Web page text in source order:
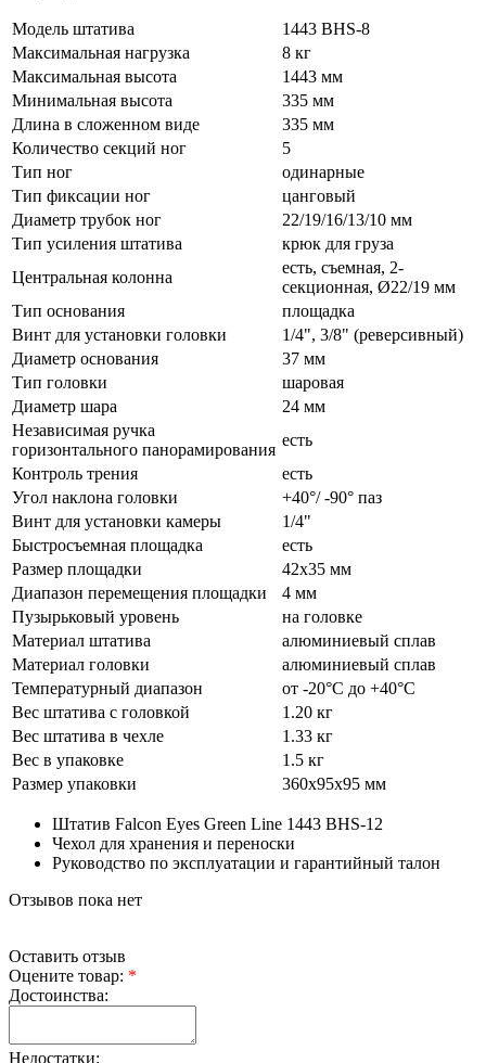
Модель штатива
1443 BHS-8
Максимальная нагрузка
8 кг
Максимальная высота
1443 мм
Минимальная высота
335 мм
Длина в сложенном виде
335 мм
Количество секций ног
5
Тип ног
одинарные
Тип фиксации ног
цанговый
Диаметр трубок ног
22/19/16/13/10 мм
Тип усиления штатива
крюк для груза
Центральная колонна
есть, съемная, 2-
секционная, Ø22/19 мм
Тип основания
площадка
Винт для установки головки
1/4", 3/8" (реверсивный)
Диаметр основания
37 мм
Тип головки
шаровая
Диаметр шара
24 мм
Независимая ручка
горизонтального панорамирования
есть
Контроль трения
есть
Угол наклона головки
+40°/ -90° паз
Винт для установки камеры
1/4"
Быстросъемная площадка
есть
Размер площадки
42х35 мм
Диапазон перемещения площадки
4 мм
Пузырьковый уровень
на головке
Материал штатива
алюминиевый сплав
Материал головки
алюминиевый сплав
Температурный диапазон
от -20°C до +40°C
Вес штатива с головкой
1.20 кг
Вес штатива в чехле
1.33 кг
Вес в упаковке
1.5 кг
Размер упаковки
360х95х95 мм
Штатив Falcon Eyes Green Line 1443 BHS-12
Чехол для хранения и переноски
Руководство по эксплуатации и гарантийный талон
Отзывов пока нет
Оставить отзыв
Оцените товар: *
Достоинства:
Недостатки: